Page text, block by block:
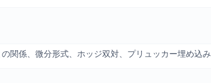
関係、微分形式、ホッジ双対、プリュッカー埋め込み